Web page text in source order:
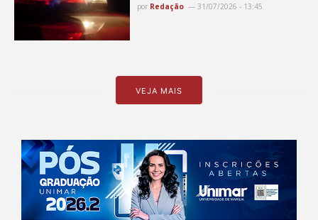
por Redação 31/07/2026 - 13:45
VEJA MAIS